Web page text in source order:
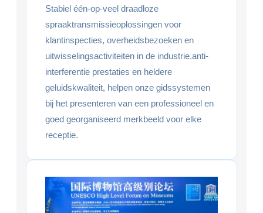
Stabiel één-op-veel draadloze
spraaktransmissieoplossingen voor
klantinspecties, overheidsbezoeken en
uitwisselingsactiviteiten in de industrie.anti-
interferentie prestaties en heldere
geluidskwaliteit, helpen onze gidssystemen
bij het presenteren van een professioneel en
goed georganiseerd merkbeeld voor elke
receptie.